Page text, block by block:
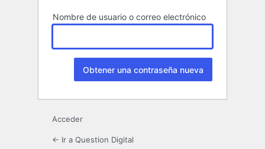
Nombre de usuario o correo electrónico
Acceder
← Ir a Question Digital